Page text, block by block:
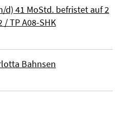
d) 41 MoStd. befristet auf 2
/ TP A08-SHK
Bahnsen